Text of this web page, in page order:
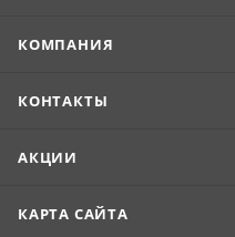
КОМПАНИЯ
КОНТАКТЫ
АКЦИИ
КАРТА САЙТА